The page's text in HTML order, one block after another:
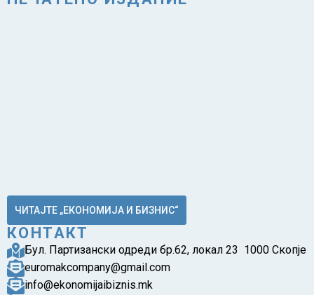
ЧИТАЈТЕ „ЕКОНОМИЈА И БИЗНИС“
КОНТАКТ
Бул. Партизански одреди бр.62, локал 23 1000 Скопје
euromakcompany@gmail.com
info@ekonomijaibiznis.mk